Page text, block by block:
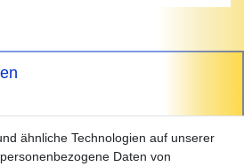
ähnliche Technologien auf unserer
Daten von